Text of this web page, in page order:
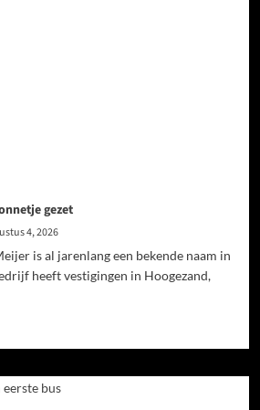
gezet
4, 2026
is al jarenlang een bekende naam in
heeft vestigingen in Hoogezand,